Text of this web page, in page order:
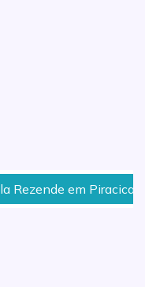
em Piracicaba